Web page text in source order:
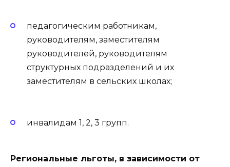
педагогическим работникам,
руководителям, заместителям
руководителей, руководителям
структурных подразделений и их
заместителям в сельских школах;
инвалидам 1, 2, 3 групп.
Региональные льготы, в зависимости от